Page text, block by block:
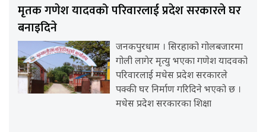
मृतक गणेश यादवको परिवारलाई प्रदेश सरकारले घर
बनाइदिने
जनकपुरधाम । सिरहाको गोलबजारमा
गोली लागेर मृत्यु भएका गणेश यादवको
परिवारलाई मधेस प्रदेश सरकारले
पक्की घर निर्माण गरिदिने भएको छ ।
मधेस प्रदेश सरकारका शिक्षा